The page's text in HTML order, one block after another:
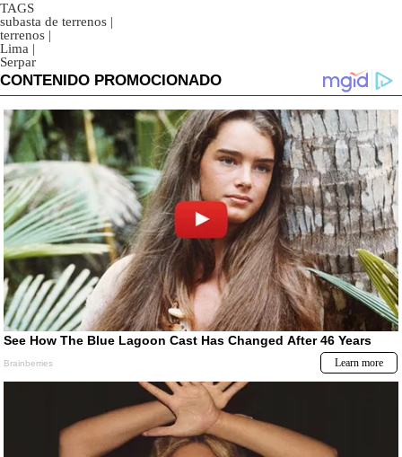
TAGS
subasta de terrenos |
terrenos |
Lima |
Serpar